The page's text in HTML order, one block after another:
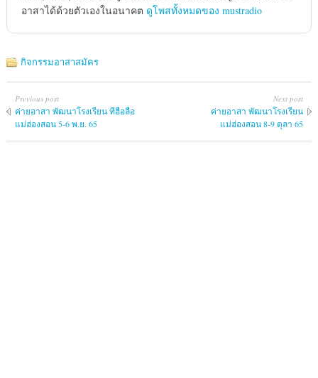
อาสาได้ด้วยตัวเองในอนาคต ดูโพสทั้งหมดของ mustradio
กิจกรรมอาสาสมัคร
Previous post
ค่ายอาสา พัฒนาโรงเรียน ทีฮือลือ
แม่ฮ่องสอน 5-6 พ.ย. 65
Next post
ค่ายอาสา พัฒนาโรงเรียน
แม่ฮ่องสอน 8-9 ตุลา 65